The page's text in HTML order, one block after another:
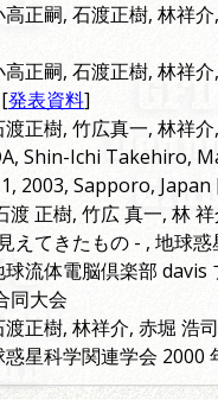
高正嗣, 石渡正樹, 林祥
高正嗣, 石渡正樹, 林祥
発表資料]
渡正樹, 竹広真一, 林祥
Shin-Ichi Takehiro,
2003, Sapporo, Japan
渡 正樹, 竹広 真一, 林
えてきたもの - , 地球
球流体電脳倶楽部
同大会
渡正樹, 林祥介, 赤堀 浩
星科学関連学会 2000